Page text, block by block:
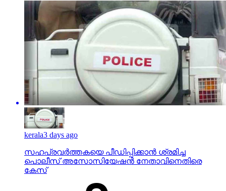
kerala3 days ago
സഹപ്രവര്‍ത്തകയെ പീഡിപ്പിക്കാന്‍ ശ്രമിച്ച
പൊലീസ് അസോസിയേഷന്‍ നേതാവിനെതിരെ
കേസ്